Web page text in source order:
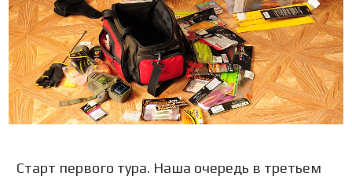
Старт первого тура. Наша очередь в третьем